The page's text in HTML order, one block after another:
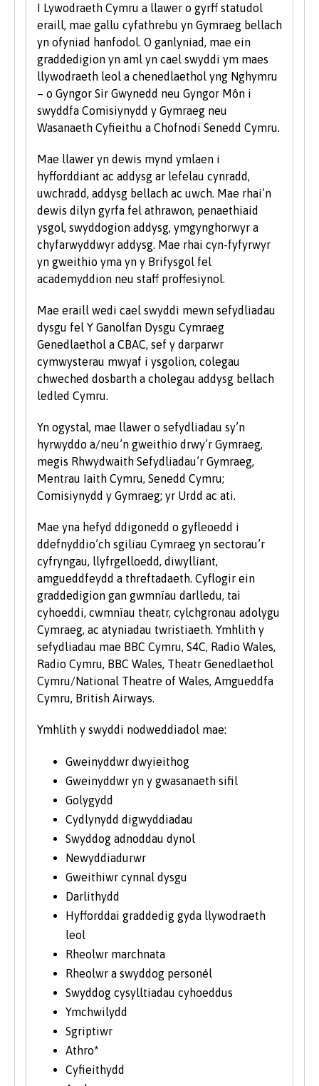
Brifysgol, rydym yn ystyried ceisiadau gan
ddarpar fyfyrwyr anabl ar yr un sail â phob
myfyriwr arall.
Rydym hefyd yn ystyried ceisiadau gan
ddysgwyr hŷn sydd â chymwysterau ansafonol
a/neu brofiad gwaith a all ddangos y
cymhelliant a'r ymrwymiad i astudio ar raglen
fyfyrwyr hŷn bob blwyddyn. I gael rhagor o
wybodaeth am astudio fel myfyriwr hŷn, ewch
i’n hadran Astudio ym Mangor ar y wefan.
I Lywodraeth Cymru a llawer o gyrff statudol
eraill, mae gallu cyfathrebu yn Gymraeg bellach
yn ofyniad hanfodol. O ganlyniad, mae ein
graddedigion yn aml yn cael swyddi ym maes
llywodraeth leol a chenedlaethol yng Nghymru
– o Gyngor Sir Gwynedd neu Gyngor Môn i
swyddfa Comisiynydd y Gymraeg neu
Wasanaeth Cyfieithu a Chofnodi Senedd Cymru.
Mae llawer yn dewis mynd ymlaen i
hyfforddiant ac addysg ar lefelau cynradd,
uwchradd, addysg bellach ac uwch. Mae rhai’n
dewis dilyn gyrfa fel athrawon, penaethiaid
ysgol, swyddogion addysg, ymgynghorwyr a
chyfarwyddwyr addysg. Mae rhai cyn-fyfyrwyr
yn gweithio yma yn y Brifysgol fel
academyddion neu staff proffesiynol.
Mae eraill wedi cael swyddi mewn sefydliadau
dysgu fel Y Ganolfan Dysgu Cymraeg
Genedlaethol a CBAC, sef y darparwr
cymwysterau mwyaf i ysgolion, colegau
chweched dosbarth a cholegau addysg bellach
ledled Cymru.
Yn ogystal, mae llawer o sefydliadau sy’n
hyrwyddo a/neu’n gweithio drwy’r Gymraeg,
megis Rhwydwaith Sefydliadau’r Gymraeg,
Mentrau Iaith Cymru, Senedd Cymru;
Comisiynydd y Gymraeg; yr Urdd ac ati.
Mae yna hefyd ddigonedd o gyfleoedd i
ddefnyddio’ch sgiliau Cymraeg yn sectorau’r
cyfryngau, llyfrgelloedd, diwylliant,
amgueddfeydd a threftadaeth. Cyflogir ein
graddedigion gan gwmnïau darlledu, tai
cyhoeddi, cwmnïau theatr, cylchgronau adolygu
Cymraeg, ac atyniadau twristiaeth. Ymhlith y
sefydliadau mae BBC Cymru, S4C, Radio Wales,
Radio Cymru, BBC Wales, Theatr Genedlaethol
Cymru/National Theatre of Wales, Amgueddfa
Cymru, British Airways.
Ymhlith y swyddi nodweddiadol mae:
Gweinyddwr dwyieithog
Gweinyddwr yn y gwasanaeth sifil
Golygydd
Cydlynydd digwyddiadau
Swyddog adnoddau dynol
Newyddiadurwr
Gweithiwr cynnal dysgu
Darlithydd
Hyfforddai graddedig gyda llywodraeth
leol
Rheolwr marchnata
Rheolwr a swyddog personél
Swyddog cysylltiadau cyhoeddus
Ymchwilydd
Sgriptiwr
Athro*
Cyfieithydd